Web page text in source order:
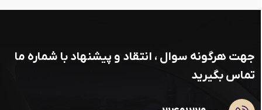
جهت هرگونه سوال ، انتقاد و پیشنهاد با شماره ما
تماس بگیرید